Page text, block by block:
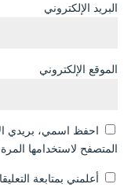
البريد الإلكتروني
الموقع الإلكتروني
احفظ اسمي، بريدي
المتصفح لاستخدامها
أعلمني بمتابعة